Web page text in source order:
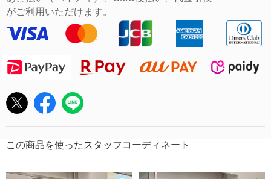
がご利用いただけます。
この商品を使ったスタッフコーディネート